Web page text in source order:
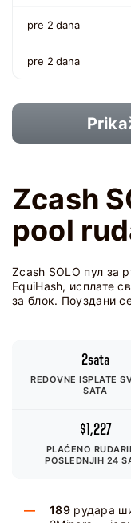
pre 2 dana
pre 2 dana
Zcash
pool
Zcash SOLO пул за
EquiHash, исплате
за блок. Поуздани
2sata
REDOVNE ISPLATE
SATA
$1,227
PLAĆENO
POSLEDNJIH 24
189рудара